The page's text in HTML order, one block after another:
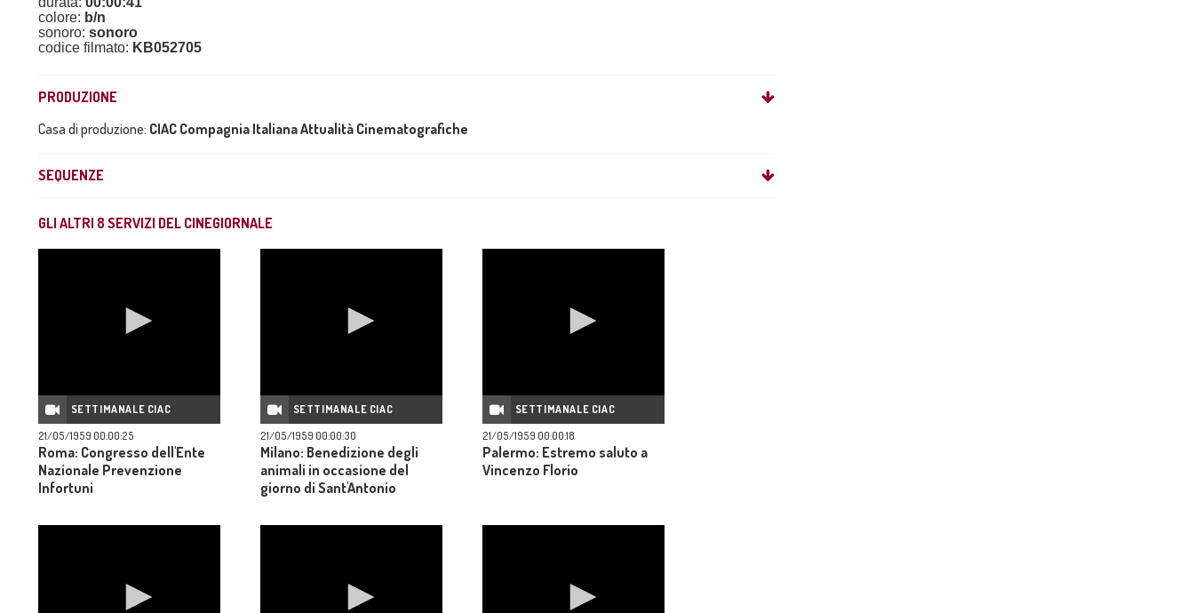
colore: b/n
sonoro: sonoro
codice filmato: KB052705
PRODUZIONE
Casa di produzione: CIAC Compagnia Italiana Attualità Cinematografiche
SEQUENZE
GLI ALTRI 8 SERVIZI DEL CINEGIORNALE
SETTIMANALE CIAC
21/05/1959 00:00:25
Roma: Congresso dell'Ente
Nazionale Prevenzione
Infortuni
SETTIMANALE CIAC
21/05/1959 00:00:30
Milano: Benedizione degli
animali in occasione del
giorno di Sant'Antonio
SETTIMANALE CIAC
21/05/1959 00:00:18
Palermo: Estremo saluto a
Vincenzo Florio